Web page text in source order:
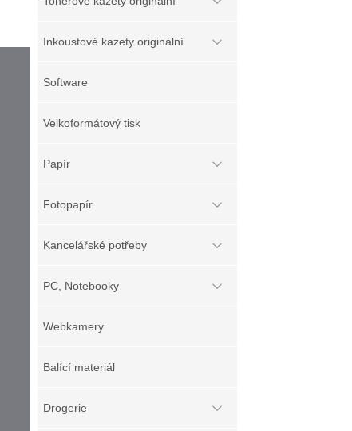
Inkoustové kazety originální
Software
Velkoformátový tisk
Papír
Fotopapír
Kancelářské potřeby
PC, Notebooky
Webkamery
Balící materiál
Drogerie